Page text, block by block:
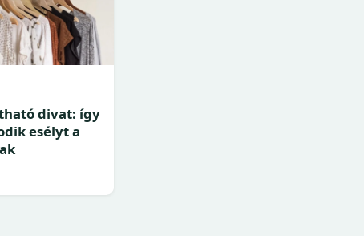
divat: így
esélyt a